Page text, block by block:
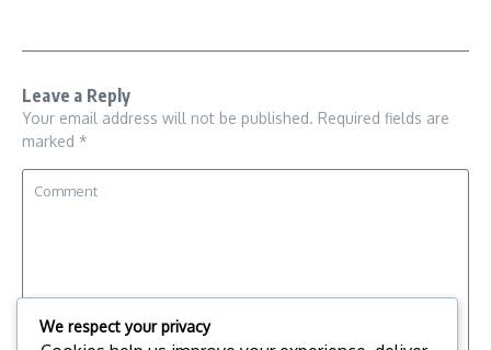
Leave a Reply
Your email address will not be published. Required fields are
marked *
We respect your privacy